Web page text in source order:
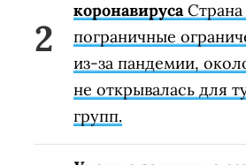
коронавирусаСтрана
пограничные
из-за пандемии,
не открывалась для
групп.